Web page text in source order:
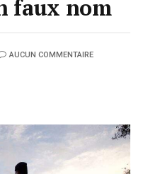
faux nom
AUCUN COMMENTAIRE